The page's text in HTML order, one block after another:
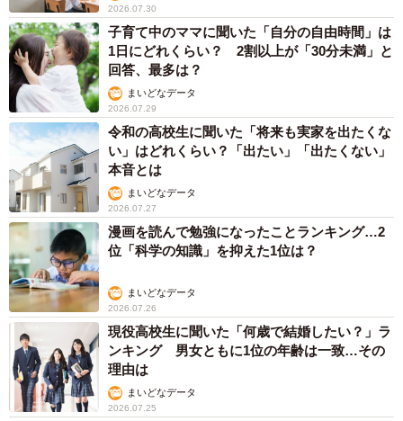
2026.07.30
子育て中のママに聞いた「自分の自由時間」は
1日にどれくらい？ 2割以上が「30分未満」と
回答、最多は？
まいどなデータ
2026.07.29
令和の高校生に聞いた「将来も実家を出たくな
い」はどれくらい？「出たい」「出たくない」
本音とは
まいどなデータ
2026.07.27
漫画を読んで勉強になったことランキング…2
位「科学の知識」を抑えた1位は？
まいどなデータ
2026.07.26
現役高校生に聞いた「何歳で結婚したい？」ラ
ンキング 男女ともに1位の年齢は一致…その
理由は
まいどなデータ
2026.07.25